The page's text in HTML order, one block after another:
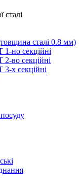
сталі
сталі 0.8 мм)
но секційні
во секційні
х секційні